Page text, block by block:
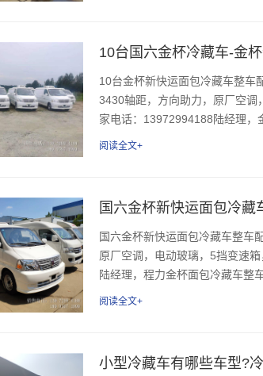
10台国六金杯冷藏车-金
10台金杯新快运面包冷藏车整车
3430轴距，方向助力，原厂空调
家电话：13972994188陆经理，
阅读全文+
国六金杯新快运面包冷
国六金杯新快运面包冷藏车整车
原厂空调，电动玻璃，5挡变速
陆经理，程力金杯面包冷藏车整
阅读全文+
小型冷藏车有哪些车型?